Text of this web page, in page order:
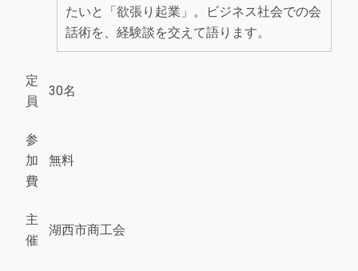
たいと「欲張り起業」。ビジネス社会での会
話術を、経験談を交えて語ります。
定
員
30名
参
加
費
無料
主
催
湖西市商工会